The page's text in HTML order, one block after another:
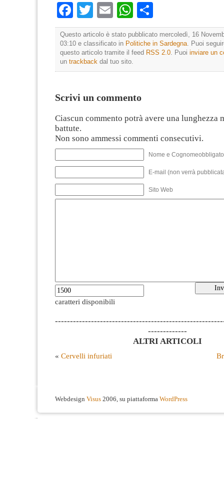
Facebook
TwitterEmailWhatsApp
Questo articolo è stato pubblicato mercoledì, 16
03:10 e classificato in Politiche in Sardegna . Puoi
questo articolo tramite il feed RSS 2.0 . Puoi inviare un
un trackback dal tuo sito.
Scrivi un commento
Ciascun commento potrà avere una lunghezza
battute.
Non sono ammessi commenti consecutivi.
Nome e
E-mail (non verrà
Sito Web
caratteri disponibili
-------------
ALTRI ARTICOLI
« Cervelli infuriati
Webdesign Visus 2006, su piattaforma WordPress